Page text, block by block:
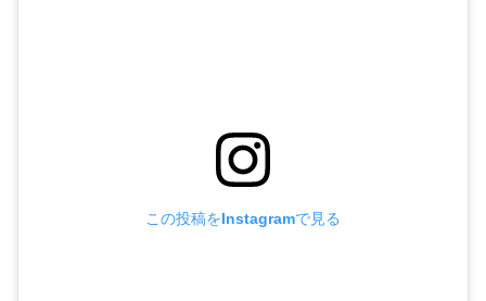
この投稿をInstagramで見る